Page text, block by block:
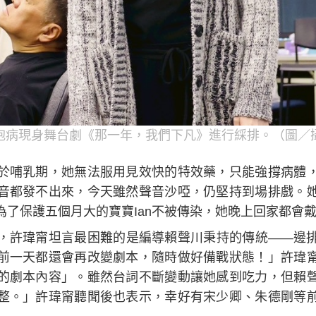
病現身舞台劇《那一年，我們下凡》進行綵排。（圖／
哺乳期，她無法服用見效快的特效藥，只能強撐病體
都發不出來，今天雖然聲音沙啞，仍堅持到場排戲。
了保護五個月大的寶寶Ian不被傳染，她晚上回家都會
許瑋甯坦言最困難的是編導賴聲川秉持的傳統——邊
一天都還會再改變劇本，隨時做好備戰狀態！」許瑋
劇本內容」。雖然台詞不斷變動讓她感到吃力，但賴
。」許瑋甯聽聞後也表示，幸好有宋少卿、朱德剛等